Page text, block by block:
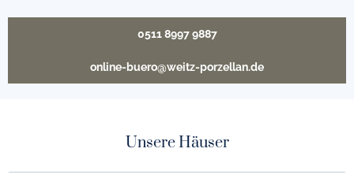
0511 8997 9887
online-buero@weitz-porzellan.de
Unsere Häuser